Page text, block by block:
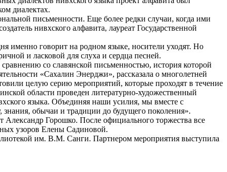
диалектах.
письменности. Еще более редки случаи, когда ими
нивхского алфавита, лауреат Государственной
именно говорит на родном языке, носители уходят. Но
и ласковой для слуха и сердца песней.
со славянской письменностью, история которой
«Сахалин Энерджи», рассказала о многолетней
целую серию мероприятий, которые проходят в течение
области проведен литературно-художественный
языка. Объединяя наши усилия, мы вместе с
обычаи и традиции до будущего поколения».
Горошко. После официального торжества все
узоров Елены Садиновой.
им. В.М. Санги. Партнером мероприятия выступила